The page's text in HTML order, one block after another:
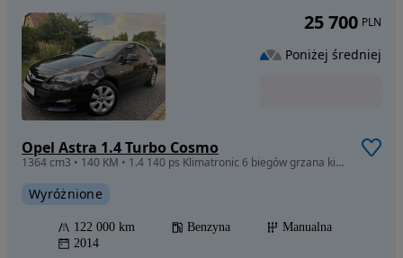
Opel Astra 1.4 Turbo Cosmo
1364 cm3 • 140 KM • 1.4 140 ps Klimatronic 6 biegów grzana kierownica fotele Bluetooth
Wyróżnione
122 000 km Benzyna
Manualna
2014
25 700 PLN
Poniżej średniej